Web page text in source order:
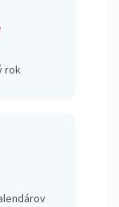
rok